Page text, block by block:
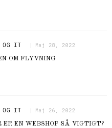
OG IT Maj 28, 2022
OM FLYVNING
OG IT Maj 26, 2022
ER EN WEBSHOP SÅ VIGTIGT?